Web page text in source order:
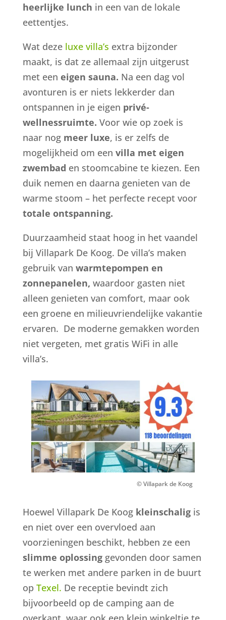
heerlijke lunch in een van de lokale
eettentjes.
Wat dezeluxe villa’s extra bijzonder
maakt, is dat ze allemaal zijn uitgerust
met een eigen sauna. Na een dag vol
avonturen is er niets lekkerder dan
ontspannen in je eigen privé-
wellnessruimte. Voor wie op zoek is
naar nog meer luxe, is er zelfs de
mogelijkheid om een villa met eigen
zwembad en stoomcabine te kiezen. Een
duik nemen en daarna genieten van de
warme stoom – het perfecte recept voor
totale ontspanning.
Duurzaamheid staat hoog in het vaandel
bij Villapark De Koog. De villa’s maken
gebruik van warmtepompen en
zonnepanelen, waardoor gasten niet
alleen genieten van comfort, maar ook
een groene en milieuvriendelijke vakantie
ervaren. De moderne gemakken worden
niet vergeten, met gratis WiFi in alle
villa’s.
© Villapark de Koog
Hoewel Villapark De Koog kleinschaligis
en niet over een overvloed aan
voorzieningen beschikt, hebben ze een
slimme oplossinggevonden door samen
te werken met andere parken in de buurt
op Texel. De receptie bevindt zich
bijvoorbeeld op de camping aan de